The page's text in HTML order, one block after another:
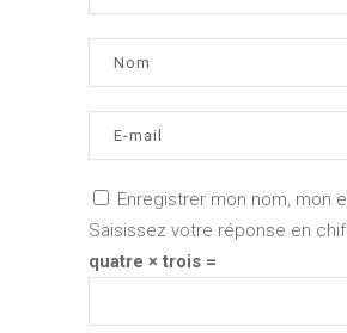
Enregistrer mon nom, mon
Saisissez votre réponse en
quatre × trois =